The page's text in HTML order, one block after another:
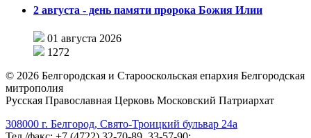
2 августа - день памяти пророка Божия Илии
01 августа 2026
1272
© 2026 Белгородская и Старооскольская епархия Белгородская
митрополия
Русская Православная Церковь Московский Патриархат
308000 г. Белгород, Свято-Троицкий бульвар 24а